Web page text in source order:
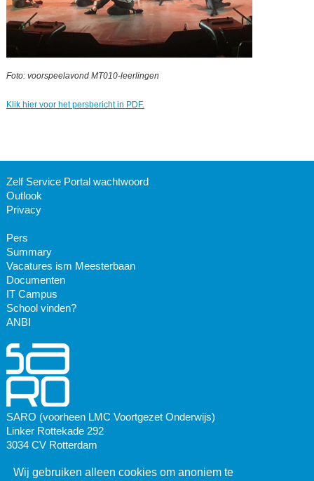
Wij gebruiken alleen cookies om anoniem te
Foto: voorspeelavond MT010-leerlingen
Klik hier voor het persbericht in PDF.
Zelf Service Portal wachtwoord
Outlook
Privacy
Pers
Summary
Vacatures ism Meesterbaan
Documenten
IT Campus
School vinden?
ANBI
SARO (voorheen LMC Voortgezet Onderwijs)
Linker Rottekade 292
3034 CV Rotterdam
Postadres: